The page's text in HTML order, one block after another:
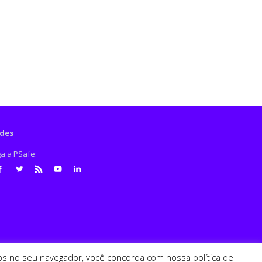
a PSafe:
no seu navegador, você concorda com nossa política de